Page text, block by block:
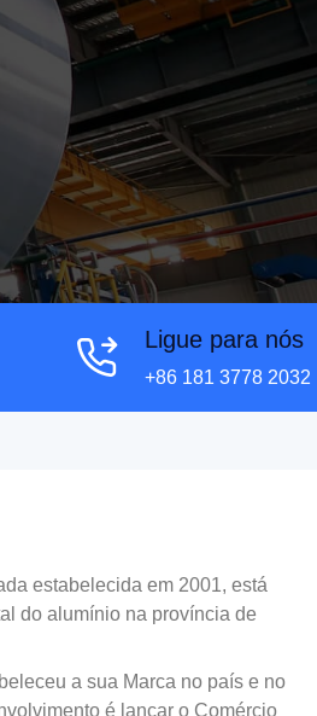
Ligue para nós
+86 181 3778 2032
estabelecida em 2001, está
do alumínio na província de
a sua Marca no país e no
é lançar o Comércio